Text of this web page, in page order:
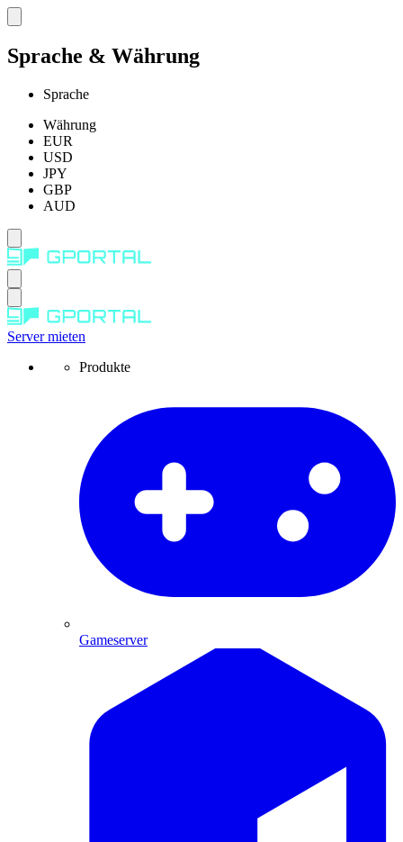
Sprache & Währung
Sprache
Währung
EUR
USD
JPY
GBP
AUD
Server mieten
Produkte
Gameserver